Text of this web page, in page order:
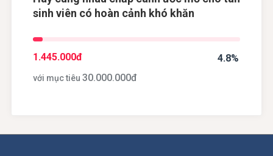
sinh viên có hoàn cảnh khó khăn
4.8%
1.445.000đ
với mục tiêu 30.000.000đ